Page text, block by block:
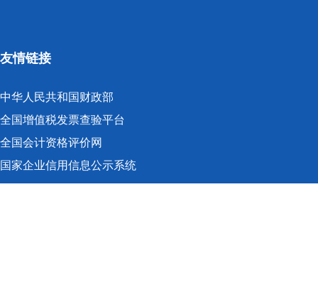
友情链接
中华人民共和国财政部
全国增值税发票查验平台
全国会计资格评价网
国家企业信用信息公示系统